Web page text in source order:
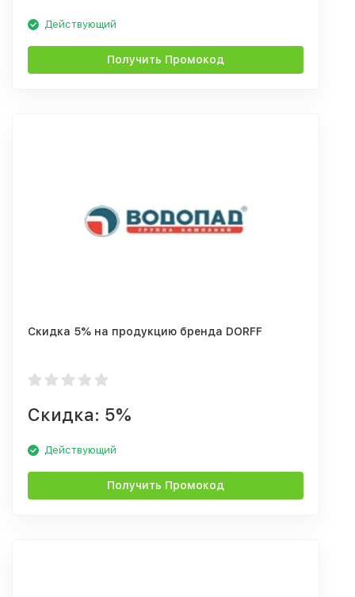
Действующий
Получить Промокод
Скидка 5% на продукцию бренда DORFF
Скидка: 5%
Действующий
Получить Промокод